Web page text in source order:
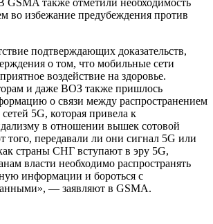
во избежание предубеждения против
подтверждающих доказательств,
о том, что мобильные сети
воздействие на здоровье.
и даже ВОЗ также пришлось
о связи между распространением
5G, которая привела к
в отношении вышек сотовой
того, передавали ли они сигнал 5G или
страны СНГ вступают в эру 5G,
власти необходимо распространять
информации и бороться с
— заявляют в GSMA.